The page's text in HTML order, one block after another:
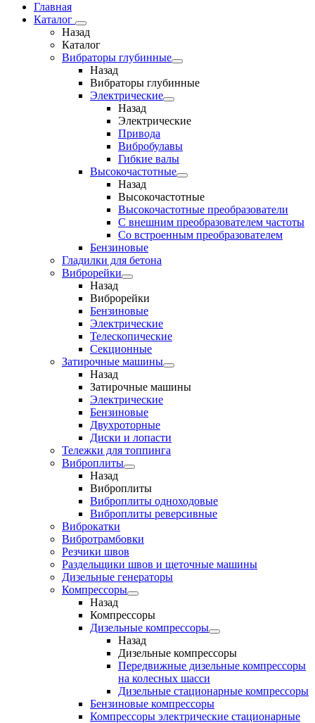
Главная
Каталог
Назад
Каталог
Вибраторы глубинные
Назад
Вибраторы глубинные
Электрические
Назад
Электрические
Привода
Вибробулавы
Гибкие валы
Высокочастотные
Назад
Высокочастотные
Высокочастотные преобразователи
С внешним преобразователем частоты
Cо встроенным преобразователем
Бензиновые
Гладилки для бетона
Виброрейки
Назад
Виброрейки
Бензиновые
Электрические
Телескопические
Секционные
Затирочные машины
Назад
Затирочные машины
Электрические
Бензиновые
Двухроторные
Диски и лопасти
Тележки для топпинга
Виброплиты
Назад
Виброплиты
Виброплиты одноходовые
Виброплиты реверсивные
Виброкатки
Вибротрамбовки
Резчики швов
Раздельщики швов и щеточные машины
Дизельные генераторы
Компрессоры
Назад
Компрессоры
Дизельные компрессоры
Назад
Дизельные компрессоры
Передвижные дизельные компрессоры
на колесных шасси
Дизельные стационарные компрессоры
Бензиновые компрессоры
Компрессоры электрические стационарные